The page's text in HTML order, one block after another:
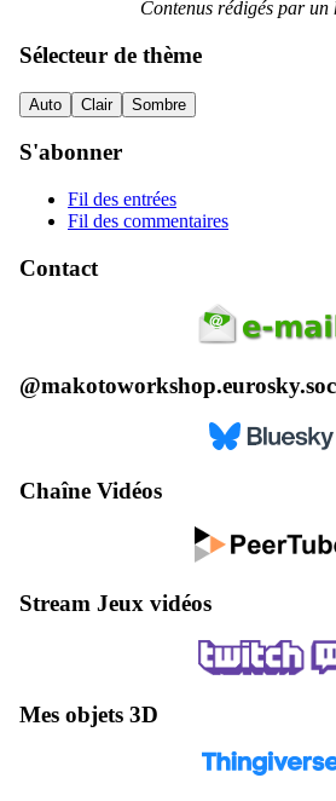
Contenus rédigés par un
Sélecteur de thème
Auto Clair Sombre
S'abonner
Fil des entrées
Fil des commentaires
Contact
Chaîne Vidéos
Stream Jeux vidéos
Mes objets 3D